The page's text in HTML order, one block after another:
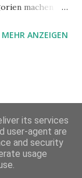
machen
MEHR ANZEIGEN
its services
user-agent are
and security
usage